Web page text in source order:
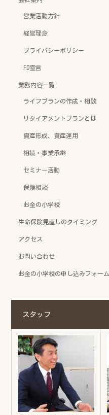
営業活動方針
経営理念
プライバシーポリシー
FD宣言
業務内容一覧
ライフプランの作成・相談
リタイアメントプランとは
資産形成、資産運用
相続・事業承継
セミナー活動
保険相談
お金の小学校
生命保険見直しのタイミング
アクセス
お問い合わせ
お金の小学校の申し込みフォーム
スタッフ